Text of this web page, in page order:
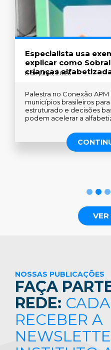
Especialista usa
explicar como
crianças
8 de julho, 2026
Palestra no Conexão
municípios brasileiros
estruturado e decisões
podem acelerar a
4 5 6
NOSSAS PUBLICAÇÕES
FAÇA
REDE:
RECEBER A